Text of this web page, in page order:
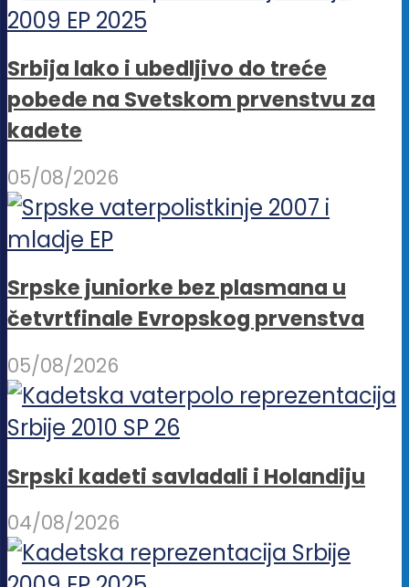
Srbija lako i ubedljivo do treće
pobede na Svetskom prvenstvu za
kadete
05/08/2026
Srpske juniorke bez plasmana u
četvrtfinale Evropskog prvenstva
05/08/2026
Srpski kadeti savladali i Holandiju
04/08/2026